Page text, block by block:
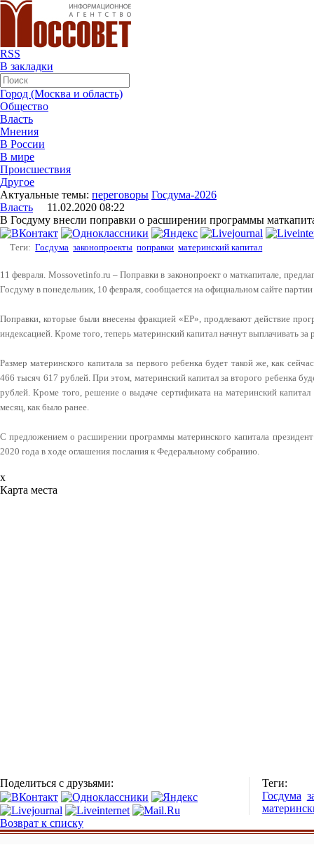
RSS
В закладки
Город (Москва и область)
Общество
Власть
Мнения
В России
В мире
Происшествия
Другое
Актуальные темы: переговоры Госдума-2026
Власть 11.02.2020 08:22
В Госдуму внесли поправки о расширении программы
Теги: Госдума законопроекты поправки материнский капитал
11 февраля. Mossovetinfo.ru – Поправки в законопроект о маткапитале,
Госдуму в понедельник, 10 февраля, сообщается на официальном сайте
Поправки, которые были внесены фракцией «ЕР», продлевают действие
индексацией. Кроме того, теперь материнский капитал начнут выплачивать за
Размер материнского капитала за первого ребенка будет такой же, как
466 тысяч 617 рублей. При этом, материнский капитал за второго ребенка
рублей. Кроме того, решение о выдаче сертификата на материнский
месяц, как было ранее.
С предложением о расширении программы материнского капитала
2020 года в ходе оглашения послания к Федеральному собранию.
x
Карта места
Поделиться с друзьями:
Теги:
Госдума
Возврат к списку